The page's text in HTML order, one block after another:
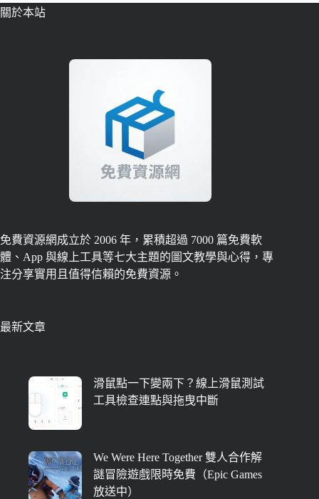
關於本站
免費資源網成立於 2006 年，累積超過 7000 篇免費軟
體、App 與線上工具等七大主題的圖文教學與心得，專
注分享實用且值得信賴的免費資源。
最新文章
滑鼠點一下變兩下？線上滑鼠測試
工具檢查連點與拖曳中斷
We Were Here Together 雙人合作解
謎冒險遊戲限時免費（Epic Games
放送中）